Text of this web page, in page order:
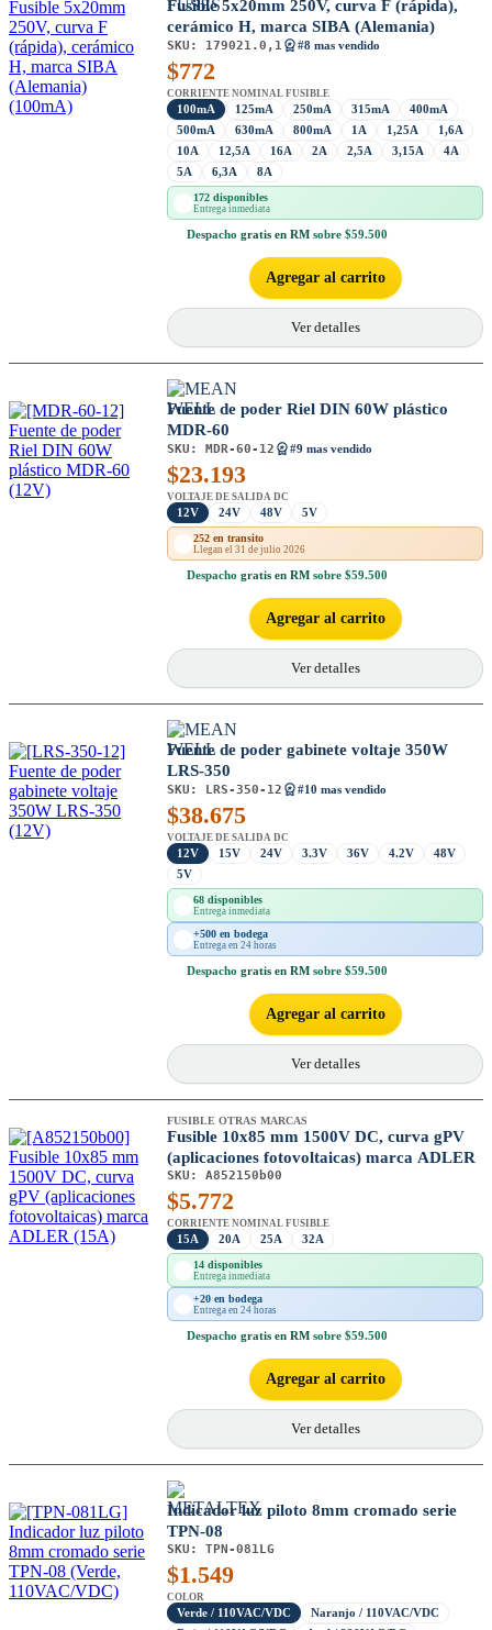
Fusible 5x20mm 250V, curva F (rápida),
cerámico H, marca SIBA (Alemania)
SKU: 179021.0,1 #8 mas vendido
$772
CORRIENTE NOMINAL FUSIBLE
100mA 125mA 250mA 315mA
400mA
500mA
630mA 800mA 1A 1,25A
1,6A
10A
12,5A 16A 2A 2,5A 3,15A
4A
5A
6,3A 8A
172 disponibles
Entrega inmediata
Despacho gratis en RM sobre $59.500
Agregar al carrito
Ver detalles
Fuente de poder Riel DIN 60W plástico
MDR-60
SKU: MDR-60-12 #9 mas vendido
$23.193
VOLTAJE DE SALIDA DC
12V 24V 48V 5V
252 en transito
Llegan el 31 de julio 2026
Despacho gratis en RM sobre $59.500
Agregar al carrito
Ver detalles
Fuente de poder gabinete voltaje 350W
LRS-350
SKU: LRS-350-12 #10 mas vendido
$38.675
VOLTAJE DE SALIDA DC
12V 15V 24V 3.3V 36V 4.2V
48V
5V
68 disponibles
Entrega inmediata
+500 en bodega
Entrega en 24 horas
Despacho gratis en RM sobre $59.500
Agregar al carrito
Ver detalles
FUSIBLE OTRAS MARCAS
Fusible 10x85 mm 1500V DC, curva gPV
(aplicaciones fotovoltaicas) marca ADLER
SKU: A852150b00
$5.772
CORRIENTE NOMINAL FUSIBLE
15A 20A 25A 32A
14 disponibles
Entrega inmediata
+20 en bodega
Entrega en 24 horas
Despacho gratis en RM sobre $59.500
Agregar al carrito
Ver detalles
Indicador luz piloto 8mm cromado serie
TPN-08
SKU: TPN-081LG
$1.549
COLOR
Verde / 110VAC/VDC
Naranjo / 110VAC/VDC